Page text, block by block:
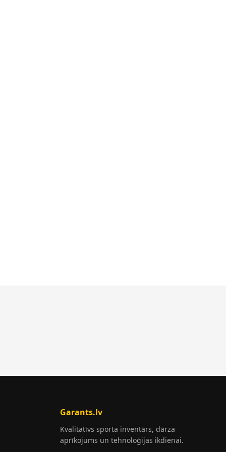
Garants.lv
Kvalitatīvs sporta inventārs, dārza
aprīkojums un tehnoloģijas ikdienai.